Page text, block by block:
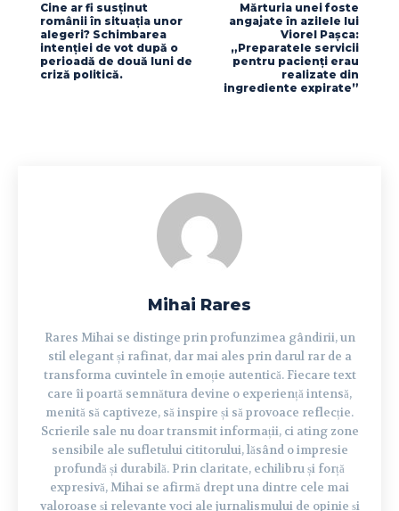
Cine ar fi susținut
românii în situația unor
alegeri? Schimbarea
intenției de vot după o
perioadă de două luni de
criză politică.
Mărturia unei foste
angajate în azilele lui
Viorel Pașca:
„Preparatele servicii
pentru pacienți erau
realizate din
ingrediente expirate”
Mihai Rares
Rares Mihai se distinge prin profunzimea gândirii, un
stil elegant și rafinat, dar mai ales prin darul rar de a
transforma cuvintele în emoție autentică. Fiecare text
care îi poartă semnătura devine o experiență intensă,
menită să captiveze, să inspire și să provoace reflecție.
Scrierile sale nu doar transmit informații, ci ating zone
sensibile ale sufletului cititorului, lăsând o impresie
profundă și durabilă. Prin claritate, echilibru și forță
expresivă, Mihai se afirmă drept una dintre cele mai
valoroase și relevante voci ale jurnalismului de opinie și